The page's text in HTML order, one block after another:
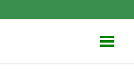
Toggle